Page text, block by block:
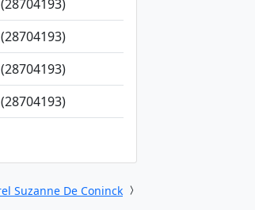
(28704193)
(28704193)
(28704193)
(28704193)
Suzanne De Coninck